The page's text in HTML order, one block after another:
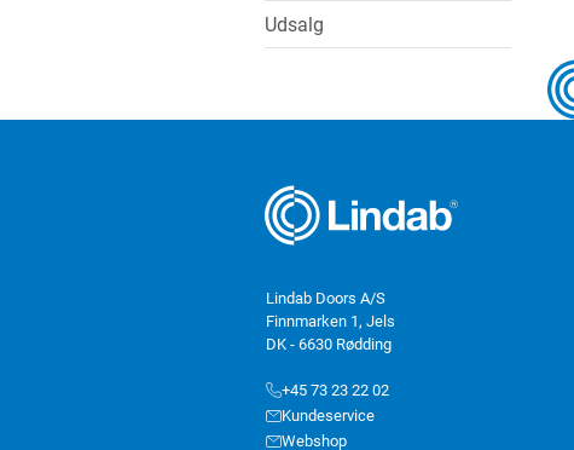
Udsalg
Lindab Doors A/S
Finnmarken 1, Jels
DK - 6630 Rødding
+45 73 23 22 02
Kundeservice
Webshop